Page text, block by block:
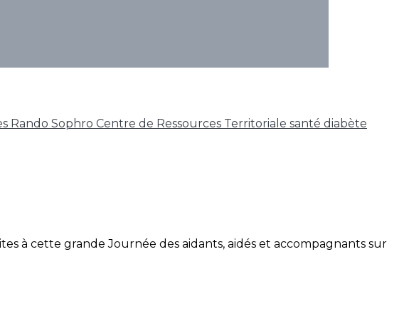
Rando Sophro Centre de Ressources Territoriale santé diabète
à cette grande Journée des aidants, aidés et accompagnants sur